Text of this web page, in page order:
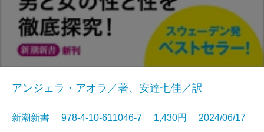
アンジェラ・アオラ／著、安達七佳／訳
新潮新書 978-4-10-611046-7 1,430円 2024/06/17